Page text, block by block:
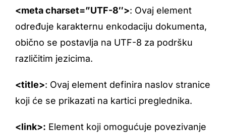
<meta charset=”UTF-8″>: Ovaj element
određuje karakternu enkodaciju dokumenta,
obično se postavlja na UTF-8 za podršku
različitim jezicima.
<title>: Ovaj element definira naslov stranice
koji će se prikazati na kartici preglednika.
<link>: Element koji omogućuje povezivanje